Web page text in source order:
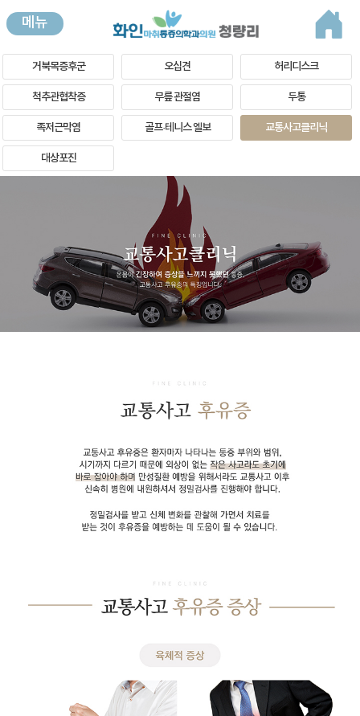
메뉴
거북목증후군 오십견 허리디스크
척추관협착증 무릎 관절염 두통
족저근막염 골프·테니스 엘보 교통사고클리닉
대상포진